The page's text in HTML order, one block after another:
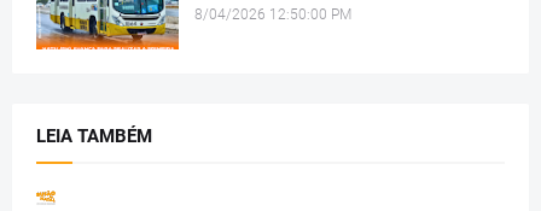
8/04/2026 12:50:00 PM
LEIA TAMBÉM